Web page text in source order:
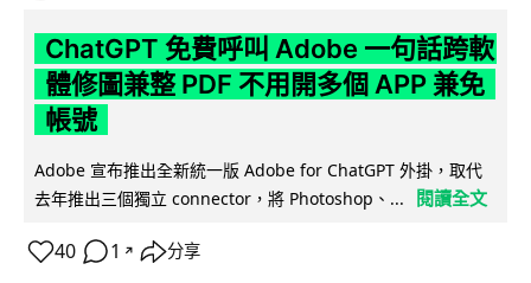
ChatGPT 免費呼叫 Adobe 一句話跨軟
體修圖兼整 PDF 不用開多個 APP 兼免
帳號
Adobe 宣布推出全新統一版 Adobe for ChatGPT 外掛，取代
去年推出三個獨立 connector，將 Photoshop、...
閱讀全文
40 1 ↗ 分享